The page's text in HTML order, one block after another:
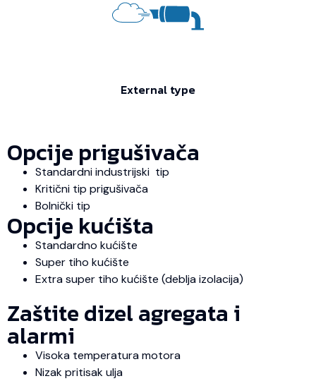
External type
Opcije prigušivača
Standardni industrijski tip
Kritični tip prigušivača
Bolnički tip
Opcije kućišta
Standardno kućište
Super tiho kućište
Extra super tiho kućište (deblja izolacija)
Zaštite dizel agregata i
alarmi
Visoka temperatura motora
Nizak pritisak ulja